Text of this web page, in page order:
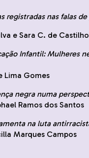
registradas nas falas
e Sara C. de
Infantil: Mulheres
Lima Gomes
negra numa
Ramos dos Santos
na luta
Marques Campos